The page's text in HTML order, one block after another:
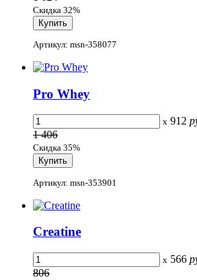
Скидка 32%
Артикул: msn-358077
Pro Whey
x 912
1 406
Скидка 35%
Артикул: msn-353901
Creatine
x 566
806